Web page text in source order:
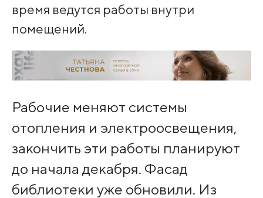
время ведутся работы внутри
помещений.
Рабочие меняют системы
отопления и электроосвещения,
закончить эти работы планируют
до начала декабря. Фасад
библиотеки уже обновили. Из